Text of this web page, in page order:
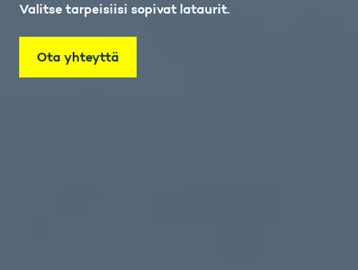
Valitse tarpeisiisi sopivat lataurit.
Ota yhteyttä